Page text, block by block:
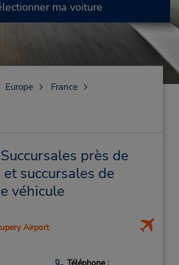
ma voiture
Europe
France
près de
et succursales de
véhicule
Airport